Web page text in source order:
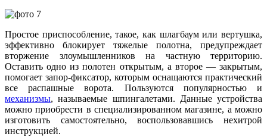
Простое приспособление, такое, как шлагбаум или вертушка,
эффективно блокирует тяжелые полотна, предупреждает
вторжение злоумышленников на частную территорию.
Оставить одно из полотен открытым, а второе — закрытым,
помогает запор-фиксатор, которым оснащаются практический
все распашные ворота. Пользуются популярностью и
механизмы, называемые шпингалетами. Данные устройства
можно приобрести в специализированном магазине, а можно
изготовить самостоятельно, воспользовавшись нехитрой
инструкцией.